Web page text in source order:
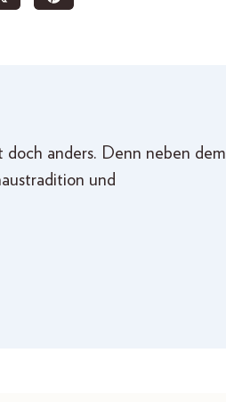
anders. Denn neben dem
und